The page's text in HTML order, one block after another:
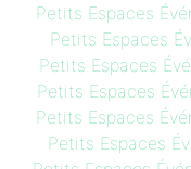
Petits Espaces
Petits Espaces
Petits Espaces
Petits Espaces
Petits Espaces
Petits Espaces